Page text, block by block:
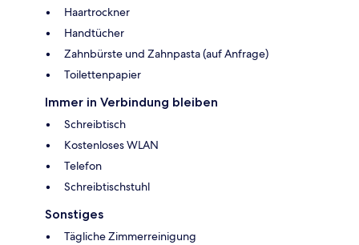
Haartrockner
Handtücher
Zahnbürste und Zahnpasta (auf Anfrage)
Toilettenpapier
Immer in Verbindung bleiben
Schreibtisch
Kostenloses WLAN
Telefon
Schreibtischstuhl
Sonstiges
Tägliche Zimmerreinigung